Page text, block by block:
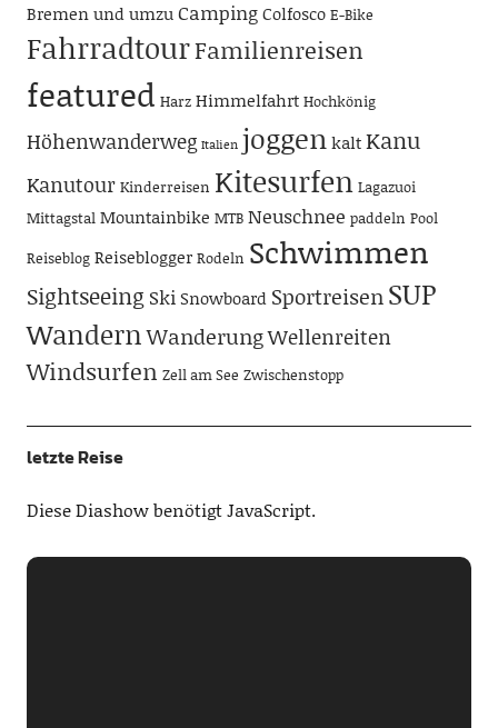
Bremen und umzuCampingColfosco E-Bike
FahrradtourFamilienreisen
featured Harz Himmelfahrt Hochkönig
Höhenwanderweg Italien joggenkaltKanu
Kanutour Kinderreisen Kitesurfen Lagazuoi
Mittagstal Mountainbike MTB Neuschnee paddeln Pool
Reiseblog Reiseblogger Rodeln Schwimmen
Sightseeing SkiSnowboard SportreisenSUP
WandernWanderungWellenreiten
Windsurfen Zell am See Zwischenstopp
letzte Reise
Diese Diashow benötigt JavaScript.